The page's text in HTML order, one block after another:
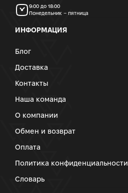
9:00 до 18:00
Понедельник – пятница
ИНФОРМАЦИЯ
Блог
Доставка
Контакты
Наша команда
О компании
Обмен и возврат
Оплата
Политика конфиденциальности
Словарь